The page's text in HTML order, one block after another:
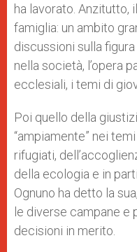
ha lavorato. Anzitutto,
famiglia: un ambito
discussioni sulla
nella società, l’opera
ecclesiali, i temi di
Poi quello della
“ampiamente” nei
rifugiati,
della ecologia e in
Ognuno ha detto la
le diverse campane e
decisioni in merito.